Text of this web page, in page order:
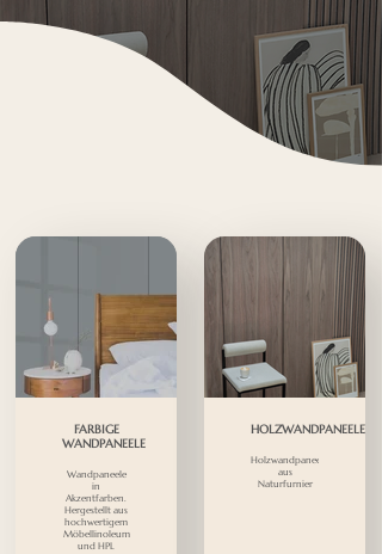
FARBIGE
WANDPANEELE
Wandpaneele
in
Akzentfarben.
Hergestellt aus
hochwertigem
Möbellinoleum
und HPL
HOLZWANDPANEELE
Holzwandpaneele
aus
Naturfurnier